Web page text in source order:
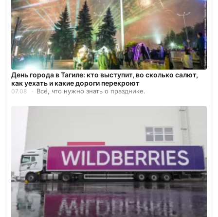
День города в Тагиле: кто выступит, во сколько салют,
как уехать и какие дороги перекроют
07.08 Всё, что нужно знать о празднике.